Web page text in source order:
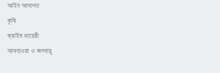
আইন আদালত
কৃষি
ক্রাইম ডায়েরী
আবহাওয়া ও জলবায়ূ